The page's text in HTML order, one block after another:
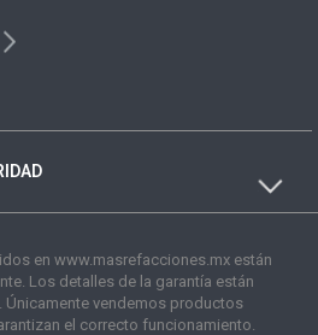
en www.masrefacciones.mx están
Los detalles de la garantía están
Únicamente vendemos productos
el correcto funcionamiento.